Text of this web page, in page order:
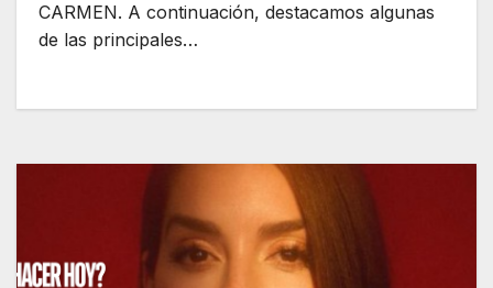
CARMEN. A continuación, destacamos algunas
de las principales…